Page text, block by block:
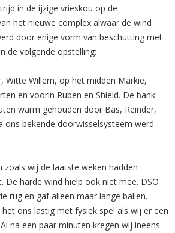
in de ijzige vrieskou op de
het nieuwe complex alwaar de wind
door enige vorm van beschutting met
de volgende opstelling:
Witte Willem, op het midden Markie,
en voorin Ruben en Shield. De bank
warm gehouden door Bas, Reinder,
ons bekende doorwisselsysteem werd
zoals wij de laatste weken hadden
De harde wind hielp ook niet mee. DSO
rug en gaf alleen maar lange ballen.
ons lastig met fysiek spel als wij er een
na een paar minuten kregen wij ineens